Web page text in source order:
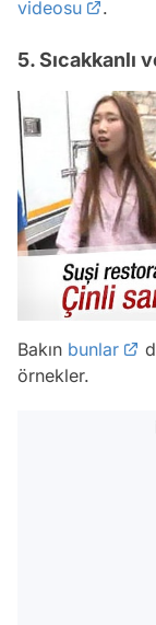
videosu .
5. Sıcakkanlı
Bakın bunlar
örnekler.